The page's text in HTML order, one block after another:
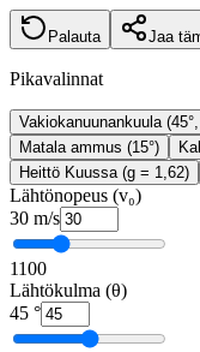
Palauta Jaa
Pikavalinnat
Vakiokanuunankuula
Matala ammus (15°)
Heittö Kuussa (g = 1,62)
Lähtönopeus (v₀)
30 m/s
1100
Lähtökulma (θ)
45 °